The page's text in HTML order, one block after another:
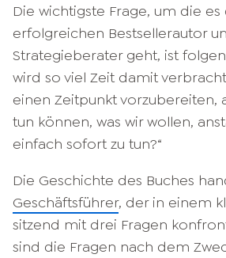
Die wichtigste Frage, um die
erfolgreichen Bestsellerautor
Strategieberater geht, ist
wird so viel Zeit damit
einen Zeitpunkt vorzubereiten,
tun können, was wir wollen,
einfach sofort zu tun?“
Die Geschichte des Buches
Geschäftsführer, der in einem
sitzend mit drei Fragen
sind die Fragen nach dem